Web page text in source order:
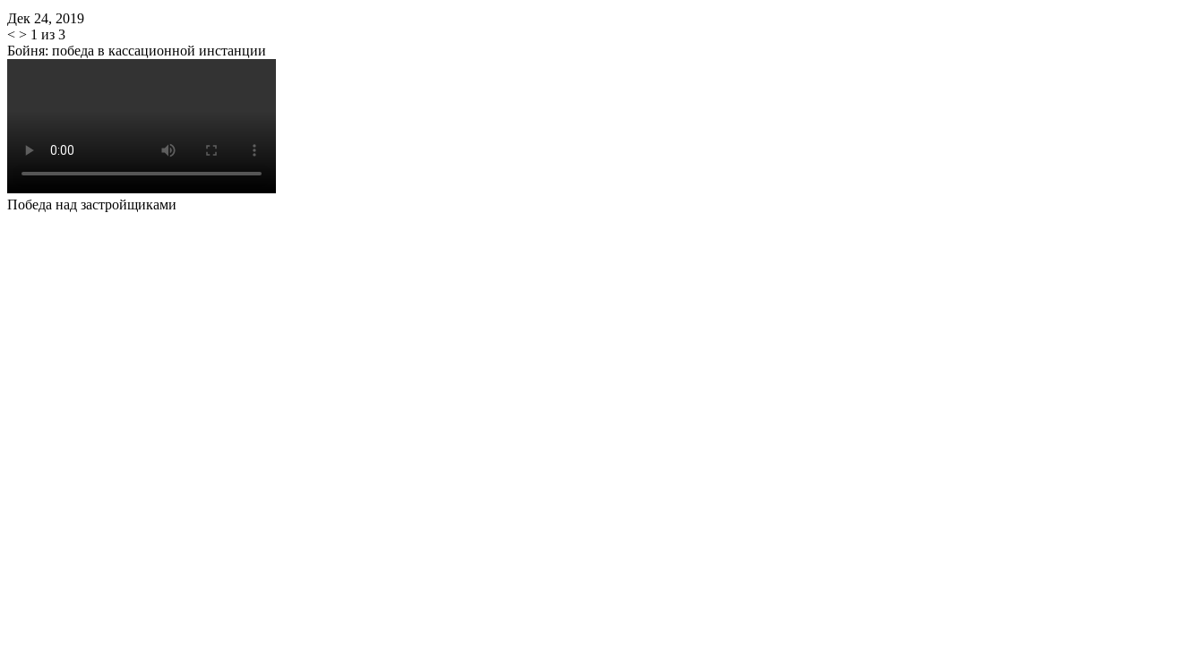
Дек 24, 2019
< > 1 из 3
Бойня: победа в кассационной инстанции
Победа над застройщиками